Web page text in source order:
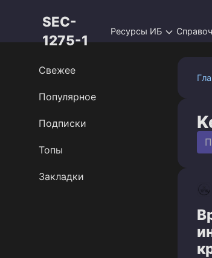
SEC-
1275-1
Ресурсы ИБ
Свежее
Популярное
Подписки
Топы
Закладки